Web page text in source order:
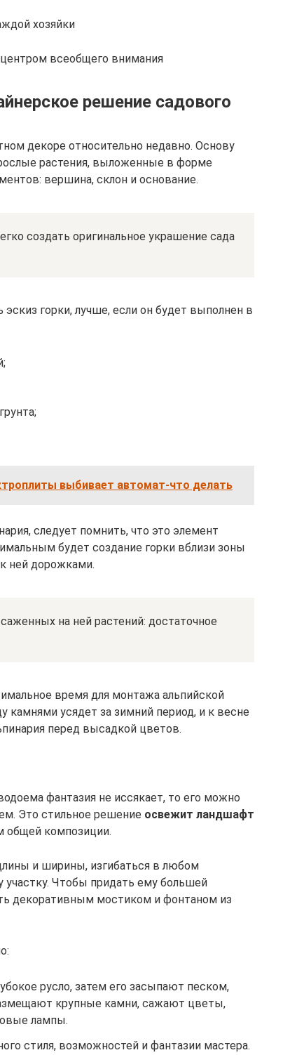
хозяйки
всеобщего внимания
решение садового
декоре относительно недавно. Основу
растения, выложенные в форме
вершина, склон и основание.
создать оригинальное украшение сада
горки, лучше, если он будет выполнен в
выбивает автомат-что делать
следует помнить, что это элемент
будет создание горки вблизи зоны
ней дорожками.
на ней растений: достаточное
время для монтажа альпийской
камнями усядет за зимний период, и к весне
перед высадкой цветов.
фантазия не иссякает, то его можно
Это стильное решение освежит ландшафт
общей композиции.
и ширины, изгибаться в любом
участку. Чтобы придать ему большей
декоративным мостиком и фонтаном из
русло, затем его засыпают песком,
крупные камни, сажают цветы,
лампы.
стиля, возможностей и фантазии мастера.